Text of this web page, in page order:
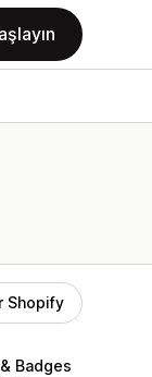
Shopify
Badges